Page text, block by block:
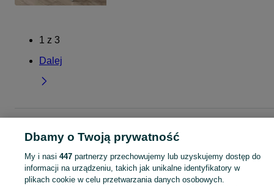
1 z 3
Dalej
biurka
Fotele i biurka - Wielkopolskie Fotele i biurka - Luboń
KATEGORIA
Dbamy o Twoją prywatność
My i nasi 447partnerzy przechowujemy lub uzyskujemy dostęp do
informacji na urządzeniu, takich jak unikalne identyfikatory w
plikach cookie w celu przetwarzania danych osobowych.